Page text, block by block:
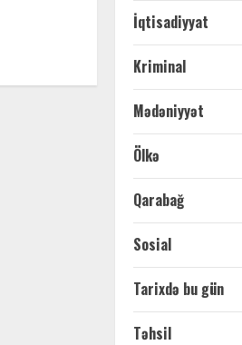
İqtisadiyyat
Kriminal
Mədəniyyət
Ölkə
Qarabağ
Sosial
Tarixdə bu gün
Təhsil